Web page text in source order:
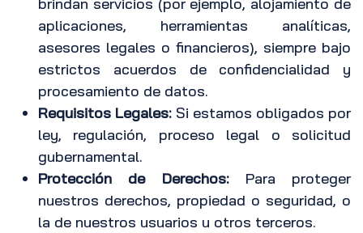
aplicaciones, herramientas analíticas,
asesores legales o financieros), siempre bajo
estrictos acuerdos de confidencialidad y
procesamiento de datos.
Requisitos Legales: Si estamos obligados por
ley, regulación, proceso legal o solicitud
gubernamental.
Protección de Derechos:Para proteger
nuestros derechos, propiedad o seguridad, o
la de nuestros usuarios u otros terceros.